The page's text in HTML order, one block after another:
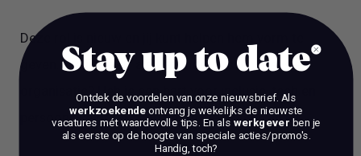
Deze rol is nieuw en jij kunt helpen hem vorm te
geven. Zie jij jezelf als verbinder tussen mens en
organisatie? Heb je een hart voor inclusie, tech en
persoonlijke groei? Dan horen we graag van je!
Stay up to date
Ontdek de voordelen van onze nieuwsbrief. Als
werkzoekendeontvang je wekelijks de nieuwste
vacatures mét waardevolle tips. En als werkgever ben je
als eerste op de hoogte van speciale acties/promo's.
Handig, toch?